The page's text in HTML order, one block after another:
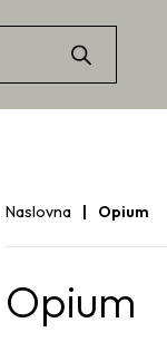
Naslovna Opium
Opium